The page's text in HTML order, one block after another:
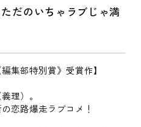
だのいちゃラブじゃ満
集部特別賞》受賞作】
理）。
恋路爆走ラブコメ！